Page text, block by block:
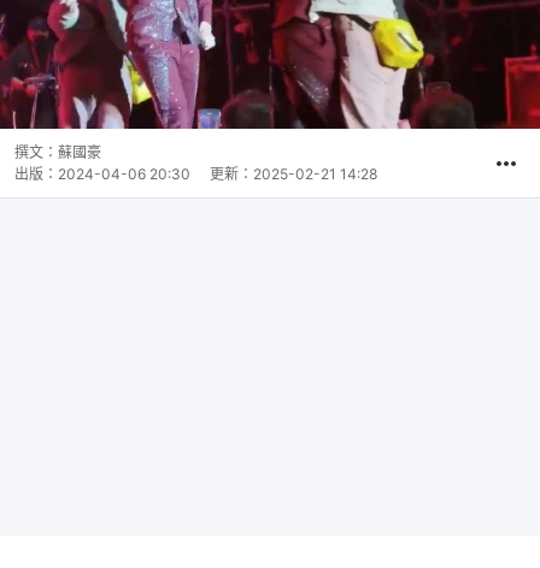
撰文： 蘇國豪
出版： 2024-04-06 20:30 更新： 2025-02-21 14:28